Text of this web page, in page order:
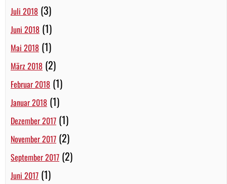
Juli 2018 (3)
Juni 2018 (1)
Mai 2018 (1)
März 2018 (2)
Februar 2018 (1)
Januar 2018 (1)
Dezember 2017 (1)
November 2017 (2)
September 2017 (2)
Juni 2017 (1)